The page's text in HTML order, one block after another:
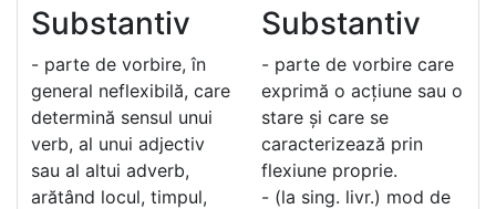
Substantiv
- parte de vorbire, în
general neflexibilă, care
determină sensul unui
verb, al unui adjectiv
sau al altui adverb,
arătând locul, timpul,
Substantiv
- parte de vorbire care
exprimă o acțiune sau o
stare și care se
caracterizează prin
flexiune proprie.
- (la sing. livr.) mod de